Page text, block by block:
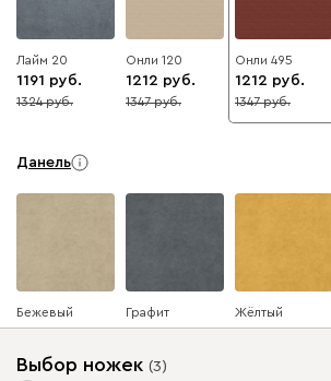
Лайм 20
1191
10
1324
Онли 120
1212
10
1347
Онли 495
1212
10
1347
Данель
Бежевый Графит Жёлтый
Выбор ножек (3)